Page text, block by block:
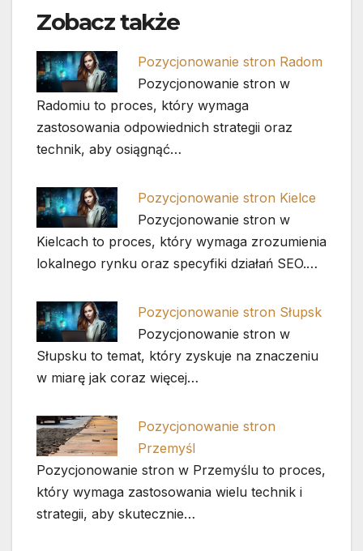
Zobacz także
Pozycjonowanie stron Radom
Pozycjonowanie stron w
Radomiu to proces, który wymaga
zastosowania odpowiednich strategii oraz
technik, aby osiągnąć…
Pozycjonowanie stron Kielce
Pozycjonowanie stron w
Kielcach to proces, który wymaga zrozumienia
lokalnego rynku oraz specyfiki działań SEO.…
Pozycjonowanie stron Słupsk
Pozycjonowanie stron w
Słupsku to temat, który zyskuje na znaczeniu
w miarę jak coraz więcej…
Pozycjonowanie stron
Przemyśl
Pozycjonowanie stron w Przemyślu to proces,
który wymaga zastosowania wielu technik i
strategii, aby skutecznie…